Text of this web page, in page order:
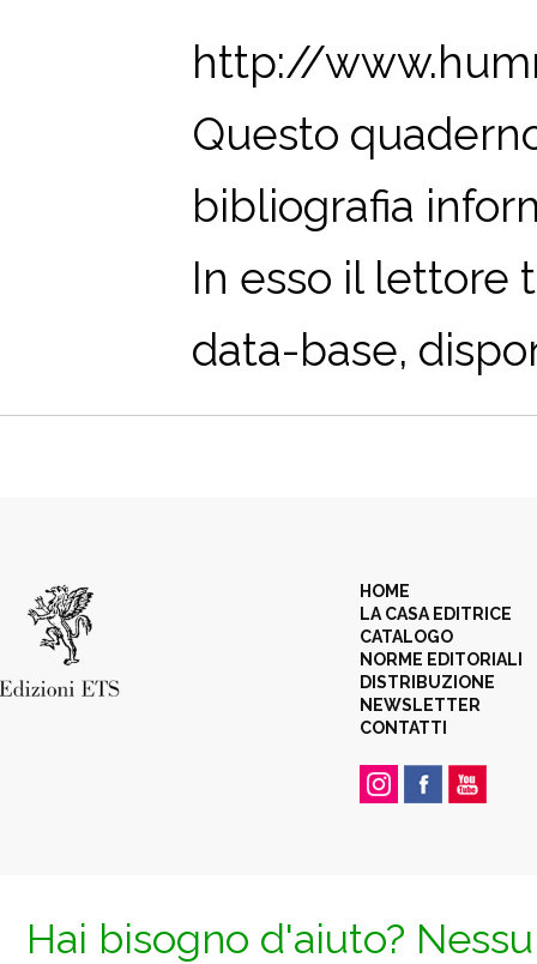
http://
Questo
bibliografia
In esso il lettore
data-base,
HOME
LA CASA EDITRICE
CATALOGO
NORME EDITORIALI
DISTRIBUZIONE
NEWSLETTER
CONTATTI
Hai bisogno d'aiuto?